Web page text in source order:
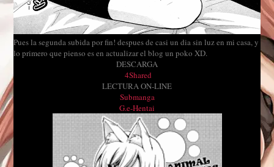
Pues la segunda subida por fin! despues de casi un dia sin luz en mi casa, y
lo primero que pienso es en actualizar el blog un poko XD.
DESCARGA
4Shared
LECTURA ON-LINE
Submanga
G.e-Hentai